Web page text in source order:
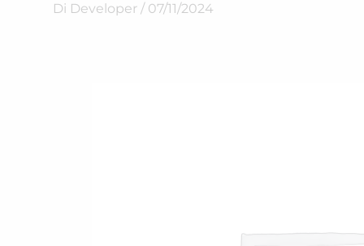
Di Developer / 07/11/2024